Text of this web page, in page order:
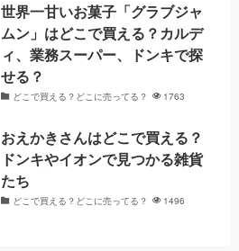
世界一甘いお菓子「グラブジャ
ムン」はどこで買える？カルデ
ィ、業務スーパー、ドンキで探
せる？
どこで買える？どこに売ってる？ 1763
おえかきさんはどこで買える？
ドンキやイオンで見つかる雑貨
たち
どこで買える？どこに売ってる？ 1496